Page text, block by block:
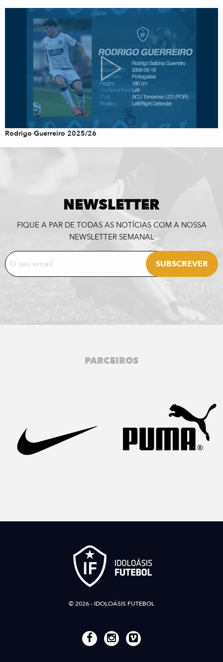
Rodrigo Guerreiro 2025/26
NEWSLETTER
FIQUE A PAR DE TODAS AS NOTÍCIAS COM A NOSSA
NEWSLETTER SEMANAL
PARCEIROS
© 2026 - IDOLOÁSIS FUTEBOL